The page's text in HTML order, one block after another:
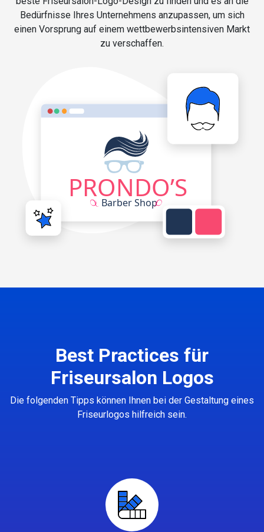
Bedürfnisse Ihres Unternehmens anzupassen, um sich
einen Vorsprung auf einem wettbewerbsintensiven Markt
zu verschaffen.
Best Practices für
Friseursalon Logos
Die folgenden Tipps können Ihnen bei der Gestaltung eines
Friseurlogos hilfreich sein.